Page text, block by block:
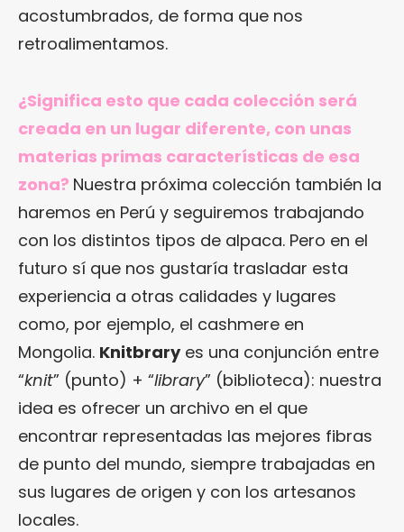
acostumbrados, de forma que nos
retroalimentamos.
¿Significa esto que cada colección será
creada en un lugar diferente, con unas
materias primas características de esa
zona? Nuestra próxima colección también la
haremos en Perú y seguiremos trabajando
con los distintos tipos de alpaca. Pero en el
futuro sí que nos gustaría trasladar esta
experiencia a otras calidades y lugares
como, por ejemplo, el cashmere en
Mongolia. Knitbraryes una conjunción entre
“knit” (punto) + “library” (biblioteca): nuestra
idea es ofrecer un archivo en el que
encontrar representadas las mejores fibras
de punto del mundo, siempre trabajadas en
sus lugares de origen y con los artesanos
locales.